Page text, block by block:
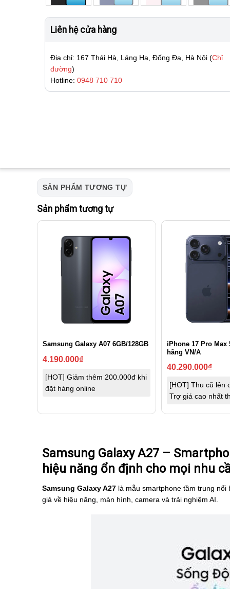
Liên hệ cửa hàng
Địa chỉ: 167 Thái Hà, Láng Hạ, Đống Đa, Hà Nội (Chỉ
đường)
Hotline: 0948 710 710
SẢN PHẨM TƯƠNG TỰ
Sản phẩm tương tự
Samsung Galaxy A07 6GB/128GB
4.190.000₫
[HOT] Giảm thêm 200.000đ khi
đặt hàng online
iPhone 17 Pro Max
hãng VN/A
40.290.000₫
[HOT] Thu cũ lên
Trợ giá cao nhất
Samsung Galaxy A27 –
hiệu năng ổn định cho mọi nhu
Samsung Galaxy A27là mẫu smartphone tầm trung nổi
giá về hiệu năng, màn hình, camera và trải nghiệm AI.